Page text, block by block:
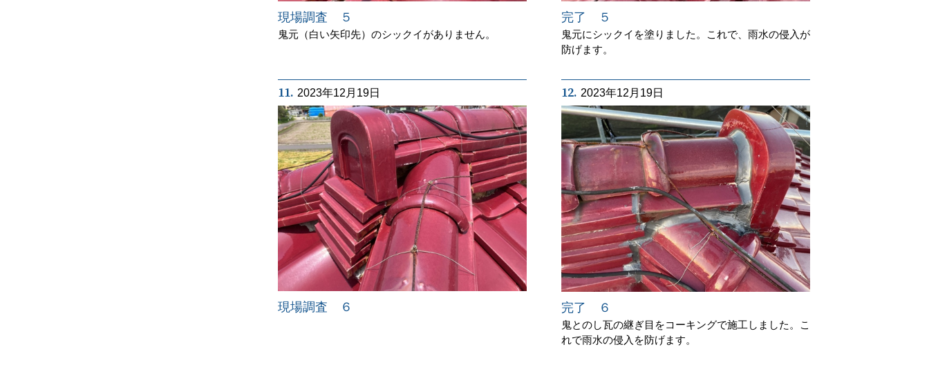
現場調査 ５
鬼元（白い矢印先）のシックイがありません。
完了 ５
鬼元にシックイを塗りました。これで、雨水の侵入が
防げます。
11. 2023年12月19日
現場調査 ６
12. 2023年12月19日
完了 ６
鬼とのし瓦の継ぎ目をコーキングで施工しました。こ
れで雨水の侵入を防げます。